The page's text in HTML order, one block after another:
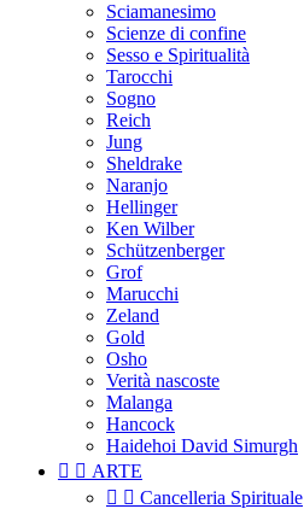
Sciamanesimo
Scienze di confine
Sesso e Spiritualità
Tarocchi
Sogno
Reich
Jung
Sheldrake
Naranjo
Hellinger
Ken Wilber
Schützenberger
Grof
Marucchi
Zeland
Gold
Osho
Verità nascoste
Malanga
Hancock
Haidehoi David Simurgh
  ARTE
  Cancelleria Spirituale